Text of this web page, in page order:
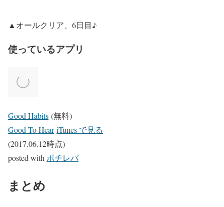
▲オールクリア、6日目♪
使っているアプリ
Good Habits (無料)
Good To Hear iTunes で見る
(2017.06.12時点)
posted with ポチレバ
まとめ